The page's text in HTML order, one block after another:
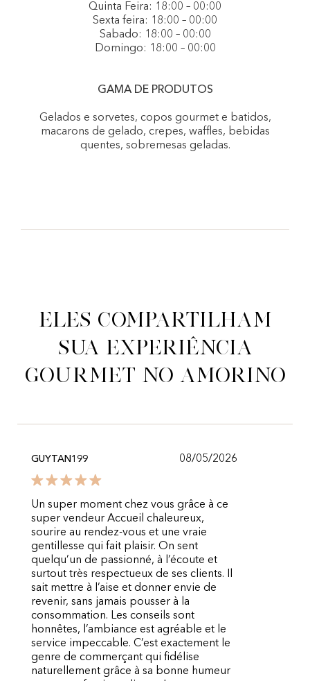
Quinta Feira: 18:00 – 00:00
Sexta feira: 18:00 – 00:00
Sabado: 18:00 – 00:00
Domingo: 18:00 – 00:00
GAMA DE PRODUTOS
Gelados e sorvetes, copos gourmet e batidos,
macarons de gelado, crepes, waffles, bebidas
quentes, sobremesas geladas.
Eles compartilham
sua experiência
gourmet no Amorino
GUYTAN199 08/05/2026
Un super moment chez vous grâce à ce
super vendeur Accueil chaleureux,
sourire au rendez-vous et une vraie
gentillesse qui fait plaisir. On sent
quelqu’un de passionné, à l’écoute et
surtout très respectueux de ses clients. Il
sait mettre à l’aise et donner envie de
revenir, sans jamais pousser à la
consommation. Les conseils sont
honnêtes, l’ambiance est agréable et le
service impeccable. C’est exactement le
genre de commerçant qui fidélise
naturellement grâce à sa bonne humeur